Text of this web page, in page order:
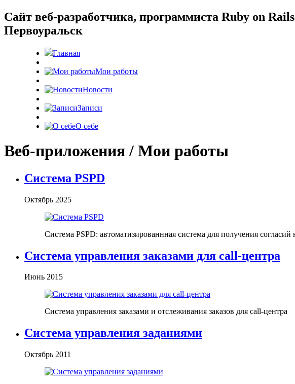
Cайт веб-разработчика, программиста Ruby on
Первоуральск
Главная
Мои работы
Новости
Записи
О себе
Веб-приложения / Мои работы
Система PSPD
Октябрь 2025
Система PSPD: автоматизированнная система для получения
Система управления заказами для call-центра
Июнь 2015
Система управления заказами и отслеживания заказов для call-центра
Система управления заданиями
Октябрь 2011